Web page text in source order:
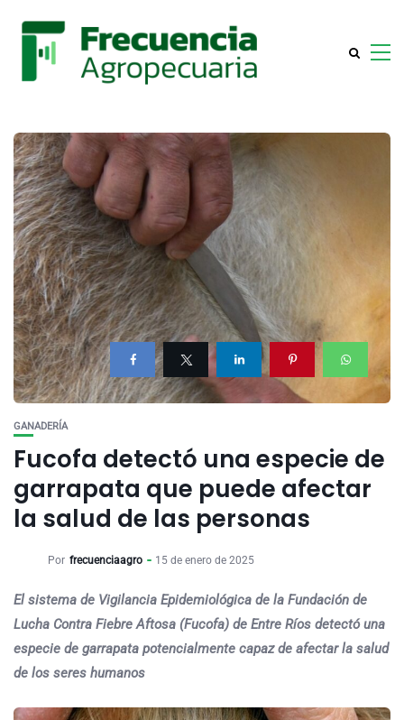
GANADERÍA
Fucofa detectó una especie de
garrapata que puede afectar
la salud de las personas
Por frecuenciaagro 15 de enero de 2025
El sistema de Vigilancia Epidemiológica de la Fundación de
Lucha Contra Fiebre Aftosa (Fucofa) de Entre Ríos detectó una
especie de garrapata potencialmente capaz de afectar la salud
de los seres humanos